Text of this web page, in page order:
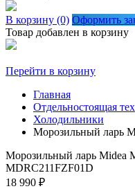
В корзину (0) Оформить
Товар добавлен в корзину
Перейти в корзину
Главная
Отдельностоящая
Холодильники
Морозильный ларь
Морозильный ларь Midea
MDRC211FZF01D
18 990 ₽